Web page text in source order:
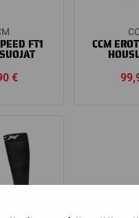
FT1
€
CCM